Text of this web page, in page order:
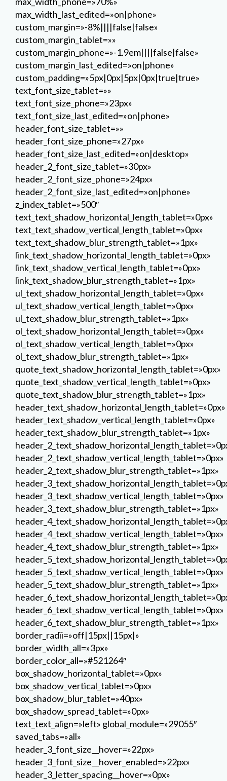
max_width_last_edited=»on|phone»
custom_margin=»-8%||||false|false»
custom_margin_tablet=»»
custom_margin_phone=»-1.9em||||false|false»
custom_margin_last_edited=»on|phone»
custom_padding=»5px|0px|5px|0px|true|true»
text_font_size_tablet=»»
text_font_size_phone=»23px»
text_font_size_last_edited=»on|phone»
header_font_size_tablet=»»
header_font_size_phone=»27px»
header_font_size_last_edited=»on|desktop»
header_2_font_size_tablet=»30px»
header_2_font_size_phone=»24px»
header_2_font_size_last_edited=»on|phone»
z_index_tablet=»500″
text_text_shadow_horizontal_length_tablet=»0px»
text_text_shadow_vertical_length_tablet=»0px»
text_text_shadow_blur_strength_tablet=»1px»
link_text_shadow_horizontal_length_tablet=»0px»
link_text_shadow_vertical_length_tablet=»0px»
link_text_shadow_blur_strength_tablet=»1px»
ul_text_shadow_horizontal_length_tablet=»0px»
ul_text_shadow_vertical_length_tablet=»0px»
ul_text_shadow_blur_strength_tablet=»1px»
ol_text_shadow_horizontal_length_tablet=»0px»
ol_text_shadow_vertical_length_tablet=»0px»
ol_text_shadow_blur_strength_tablet=»1px»
quote_text_shadow_horizontal_length_tablet=»0px»
quote_text_shadow_vertical_length_tablet=»0px»
quote_text_shadow_blur_strength_tablet=»1px»
header_text_shadow_horizontal_length_tablet=»0px»
header_text_shadow_vertical_length_tablet=»0px»
header_text_shadow_blur_strength_tablet=»1px»
header_2_text_shadow_vertical_length_tablet=»0px»
header_2_text_shadow_blur_strength_tablet=»1px»
header_3_text_shadow_vertical_length_tablet=»0px»
header_3_text_shadow_blur_strength_tablet=»1px»
header_4_text_shadow_vertical_length_tablet=»0px»
header_4_text_shadow_blur_strength_tablet=»1px»
header_5_text_shadow_vertical_length_tablet=»0px»
header_5_text_shadow_blur_strength_tablet=»1px»
header_6_text_shadow_vertical_length_tablet=»0px»
header_6_text_shadow_blur_strength_tablet=»1px»
border_radii=»off|15px||15px|»
border_width_all=»3px»
border_color_all=»#521264″
box_shadow_horizontal_tablet=»0px»
box_shadow_vertical_tablet=»0px»
box_shadow_blur_tablet=»40px»
box_shadow_spread_tablet=»0px»
text_text_align=»left» global_module=»29055″
saved_tabs=»all»
header_3_font_size__hover=»22px»
header_3_font_size__hover_enabled=»22px»
header_3_letter_spacing__hover=»0px»